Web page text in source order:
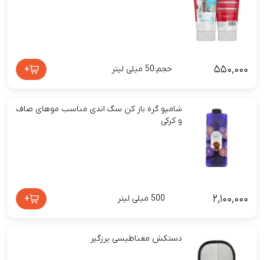
۵۵۰,۰۰۰ حجم:50 میلی لیتر +
شامپو گره باز کن سگ اندی مناسب موهای صاف
و کرکی
۲,۱۰۰,۰۰۰ 500 میلی لیتر +
دستکش مغناطیسی پرزگیر